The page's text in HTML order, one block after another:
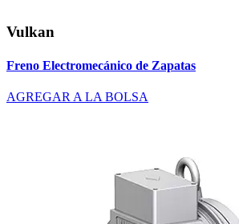
Vulkan
Freno Electromecánico de Zapatas
AGREGAR A LA BOLSA